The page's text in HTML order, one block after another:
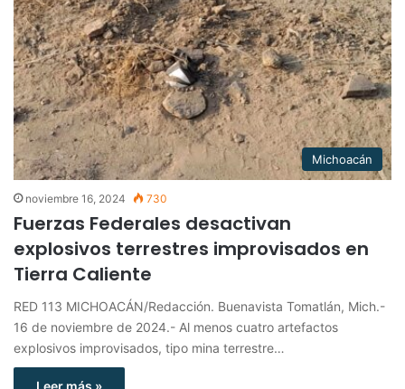
Michoacán
noviembre 16, 2024 730
Fuerzas Federales desactivan
explosivos terrestres improvisados en
Tierra Caliente
RED 113 MICHOACÁN/Redacción. Buenavista Tomatlán, Mich.-
16 de noviembre de 2024.- Al menos cuatro artefactos
explosivos improvisados, tipo mina terrestre…
Leer más »